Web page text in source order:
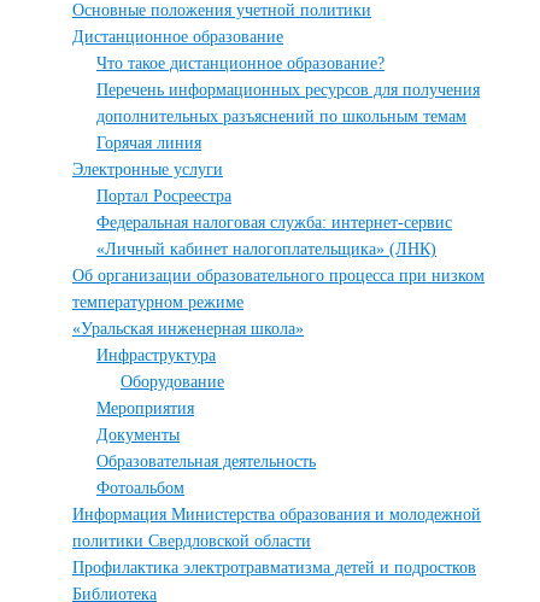
Основные положения учетной политики
Дистанционное образование
Что такое дистанционное образование?
Перечень информационных ресурсов для получения
дополнительных разъяснений по школьным темам
Горячая линия
Электронные услуги
Портал Росреестра
Федеральная налоговая служба: интернет-сервис
«Личный кабинет налогоплательщика» (ЛНК)
Об организации образовательного процесса при низком
температурном режиме
«Уральская инженерная школа»
Инфраструктура
Оборудование
Мероприятия
Документы
Образовательная деятельность
Фотоальбом
Информация Министерства образования и молодежной
политики Свердловской области
Профилактика электротравматизма детей и подростков
Библиотека